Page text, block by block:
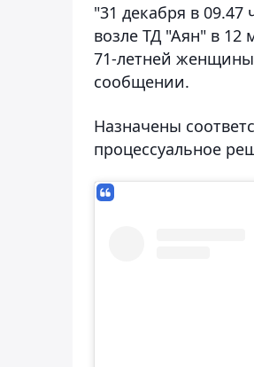
"31 декабря в
возле ТД "Аян" в 12
71-летней
сообщении.
Назначены
процессуальное